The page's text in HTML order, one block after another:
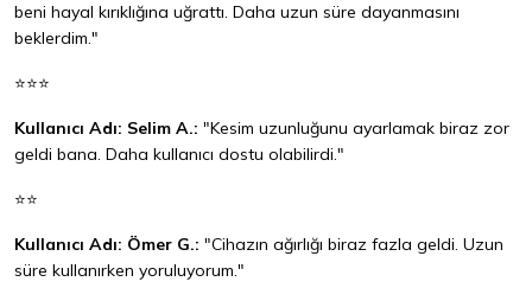
beni hayal kırıklığına uğrattı. Daha uzun süre dayanmasını
beklerdim."
⭐⭐⭐
Kullanıcı Adı: Selim A.: "Kesim uzunluğunu ayarlamak biraz zor
geldi bana. Daha kullanıcı dostu olabilirdi."
⭐⭐
Kullanıcı Adı: Ömer G.: "Cihazın ağırlığı biraz fazla geldi. Uzun
süre kullanırken yoruluyorum."